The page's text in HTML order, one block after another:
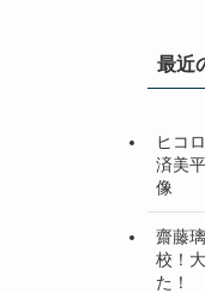
最近
ヒコ
済美
像
齋藤
校！
た！